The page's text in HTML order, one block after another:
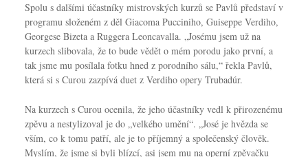
Spolu s dalšími účastníky mistrovských kurzů se Pavlů představí v
programu složeném z děl Giacoma Pucciniho, Guiseppe Verdiho,
Georgese Bizeta a Ruggera Leoncavalla. „Josému jsem už na
kurzech slibovala, že to bude vědět o mém porodu jako první, a
tak jsme mu posílala fotku hned z porodního sálu,“ řekla Pavlů,
která si s Curou zazpívá duet z Verdiho opery Trubadúr.
Na kurzech s Curou ocenila, že jeho účastníky vedl k přirozenému
zpěvu a nestylizoval je do „velkého umění“. „José je hvězda se
vším, co k tomu patří, ale je to příjemný a společenský člověk.
Myslím, že jsme si byli blízcí, asi jsem mu na operní zpěvačku